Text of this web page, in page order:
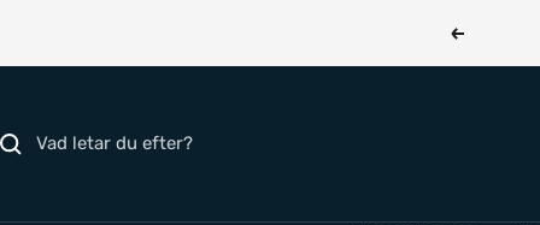
innehållet
Föregående